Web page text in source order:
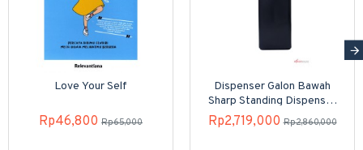
Love Your Self
Rp46,800 Rp65,000
Dispenser Galon Bawah
Sharp Standing Dispenser
SWD-82EHL-PB
Rp2,719,000 Rp2,860,000